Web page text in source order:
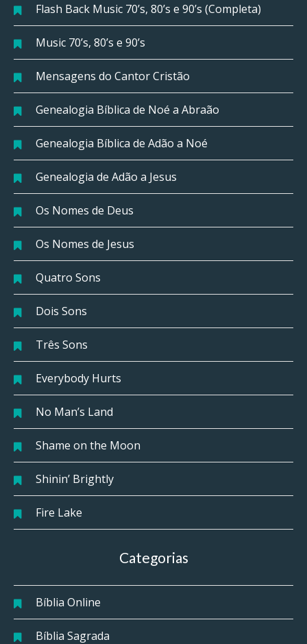
Flash Back Music 70’s, 80’s e 90’s (Completa)
Music 70’s, 80’s e 90’s
Mensagens do Cantor Cristão
Genealogia Bíblica de Noé a Abraão
Genealogia Bíblica de Adão a Noé
Genealogia de Adão a Jesus
Os Nomes de Deus
Os Nomes de Jesus
Quatro Sons
Dois Sons
Três Sons
Everybody Hurts
No Man’s Land
Shame on the Moon
Shinin’ Brightly
Fire Lake
Categorias
Bíblia Online
Bíblia Sagrada